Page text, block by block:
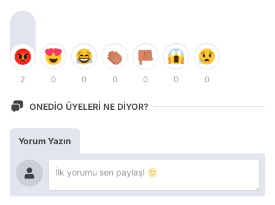
2 0 0 0 0 0 0
ONEDİO ÜYELERİ NE DİYOR?
Yorum Yazın